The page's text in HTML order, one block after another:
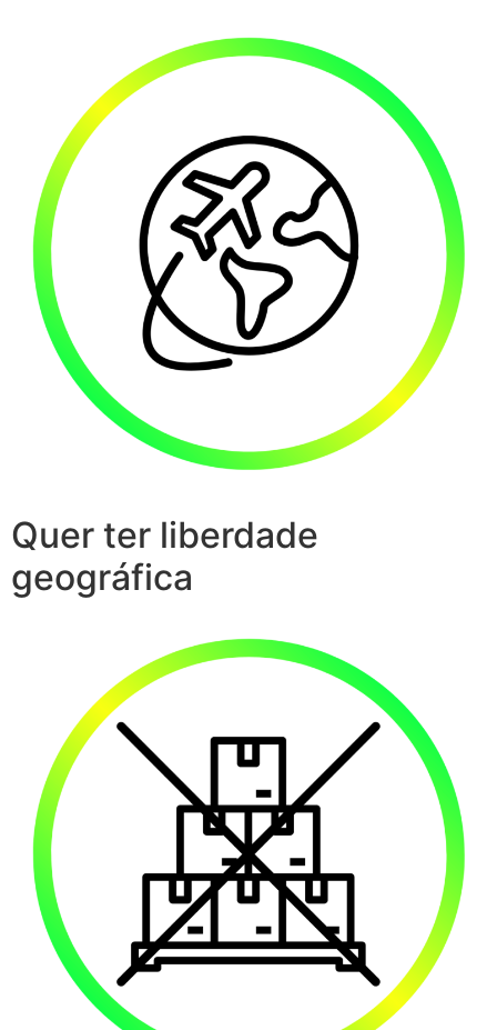
Quer ter liberdade
geográfica